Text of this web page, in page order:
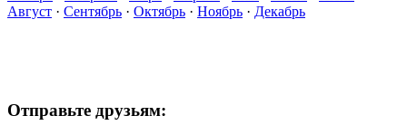
Август · Сентябрь · Октябрь · Ноябрь · Декабрь
Отправьте друзьям: